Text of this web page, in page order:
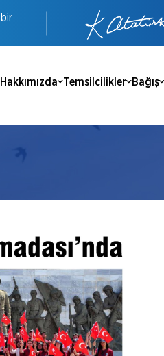
bir
Hakkımızda Temsilcilikler Bağış